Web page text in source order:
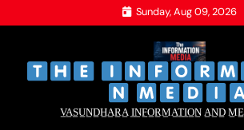
to
Sunday, Aug 09, 2026
V̲A̲S̲U̲N̲D̲H̲A̲R̲A̲ I̲N̲F̲O̲R̲M̲A̲T̲I̲O̲N̲ A̲N̲D̲